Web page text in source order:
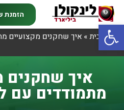
פתח סרגל נגישות
הזמנת
דף הבית» איך שחקנים מקצועיים
איך שחקנים
מתמודדים עם